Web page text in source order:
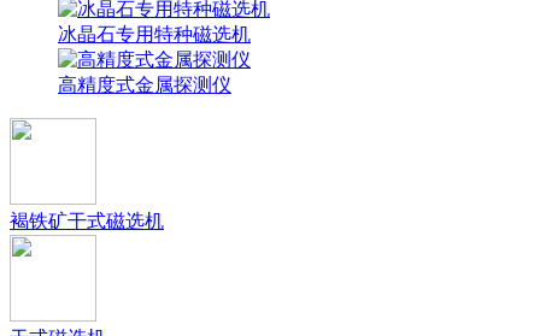
冰晶石专用特种磁选机
高精度式金属探测仪
褐铁矿干式磁选机